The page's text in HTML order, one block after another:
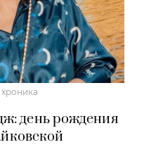
день рождения